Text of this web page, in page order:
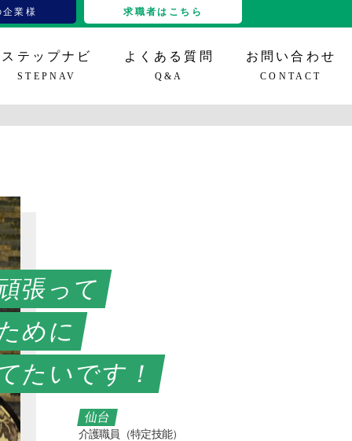
業様 求職者はこちら
ステップナビ
STEPNAV
よくある質問
Q&A
お問い合わせ
CONTACT
張って
めに
たいです！
仙台
介護職員（特定技能）